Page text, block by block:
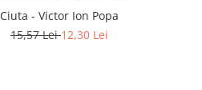
Ciuta - Victor Ion Popa
15,57 Lei12,30 Lei